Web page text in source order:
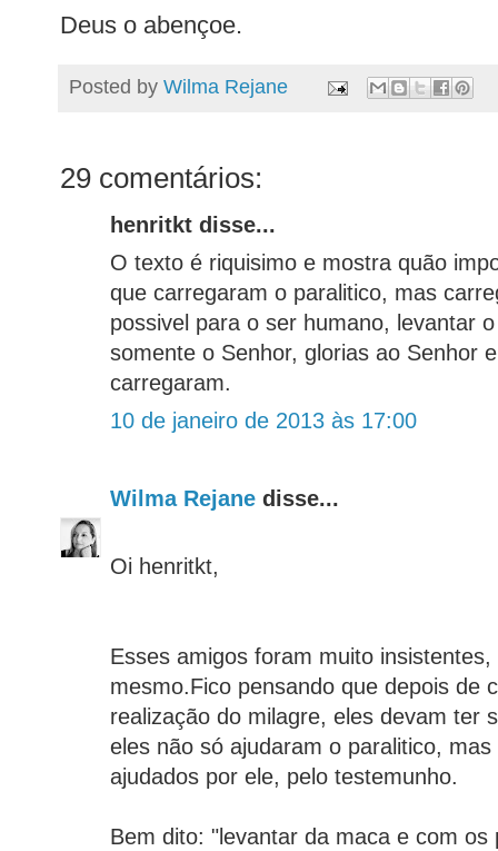
Deus o abençoe.
Posted by Wilma Rejane
29 comentários:
henritkt disse...
O texto é riquisimo e mostra quão
que carregaram o paralitico, mas
possivel para o ser humano, levantar
somente o Senhor, glorias ao Senhor
carregaram.
10 de janeiro de 2013 às 17:00
Wilma Rejane disse...
Oi henritkt,
Esses amigos foram muito
mesmo.Fico pensando que depois de
realização do milagre, eles devam ter
eles não só ajudaram o paralitico,
ajudados por ele, pelo testemunho.
Bem dito: "levantar da maca e com os